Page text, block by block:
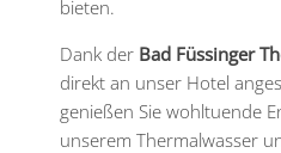
bieten.
Dank der Bad Füssinger
direkt an unser Hotel
genießen Sie wohltuende
unserem Thermalwasser